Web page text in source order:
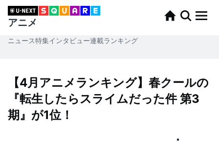
アニメ
ニュース特集インタビュー連載ランキング
【4月アニメランキング】春クールの
『転生したらスライムだった件 第3
期』が1位！